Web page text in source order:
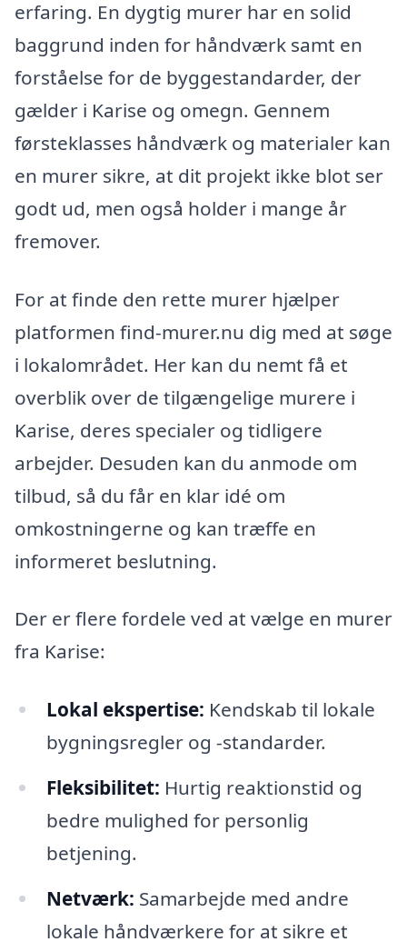
erfaring. En dygtig murer har en solid
baggrund inden for håndværk samt en
forståelse for de byggestandarder, der
gælder i Karise og omegn. Gennem
førsteklasses håndværk og materialer kan
en murer sikre, at dit projekt ikke blot ser
godt ud, men også holder i mange år
fremover.
For at finde den rette murer hjælper
platformen find-murer.nu dig med at søge
i lokalområdet. Her kan du nemt få et
overblik over de tilgængelige murere i
Karise, deres specialer og tidligere
arbejder. Desuden kan du anmode om
tilbud, så du får en klar idé om
omkostningerne og kan træffe en
informeret beslutning.
Der er flere fordele ved at vælge en murer
fra Karise:
Lokal ekspertise: Kendskab til lokale
bygningsregler og -standarder.
Fleksibilitet: Hurtig reaktionstid og
bedre mulighed for personlig
betjening.
Netværk: Samarbejde med andre
lokale håndværkere for at sikre et